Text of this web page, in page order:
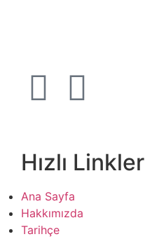
Hızlı Linkler
Ana Sayfa
Hakkımızda
Tarihçe